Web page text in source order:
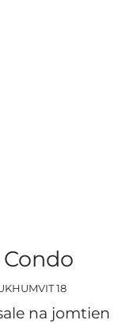
Condo
18
na jomtien